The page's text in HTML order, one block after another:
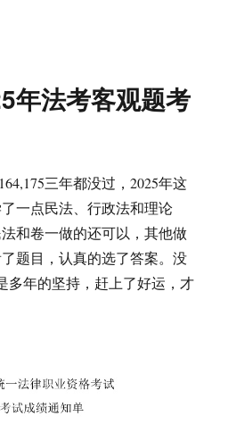
年法考客观题考
三年都没过，2025年这
一点民法、行政法和理论
和卷一做的还可以，其他做
题目，认真的选了答案。没
多年的坚持，赶上了好运，才